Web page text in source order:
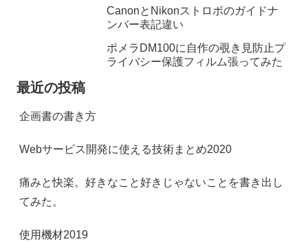
CanonとNikonストロボのガイドナ
ンバー表記違い
ポメラDM100に自作の覗き見防止プ
ライバシー保護フィルム張ってみた
最近の投稿
企画書の書き方
Webサービス開発に使える技術まとめ2020
痛みと快楽。好きなこと好きじゃないことを書き出し
てみた。
使用機材2019